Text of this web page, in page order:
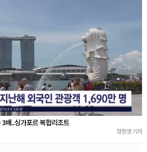
배..싱가포르 복합리조트
정창영 기자